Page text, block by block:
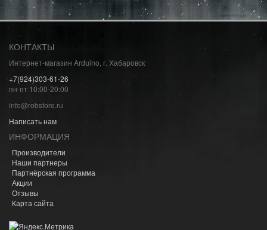
КОНТАКТЫ
Интернет-магазин Arduino, г. Хабаровск
+7(924)303-61-26
пн-пт 10:00-20:00
info@robstore.ru
Написать нам
ИНФОРМАЦИЯ
Производители
Наши партнеры
Партнёрская программа
Акции
Отзывы
Карта сайта